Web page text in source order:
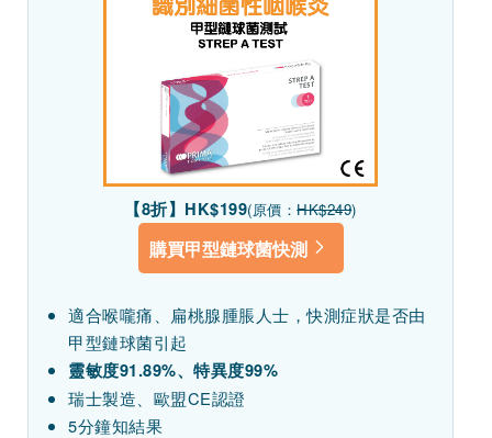
【8折】HK$199(原價：HK$249)
購買甲型鏈球菌快測
適合喉嚨痛、扁桃腺腫脹人士，快測症狀是否由
甲型鏈球菌引起
靈敏度91.89%、特異度99%
瑞士製造、歐盟CE認證
5分鐘知結果